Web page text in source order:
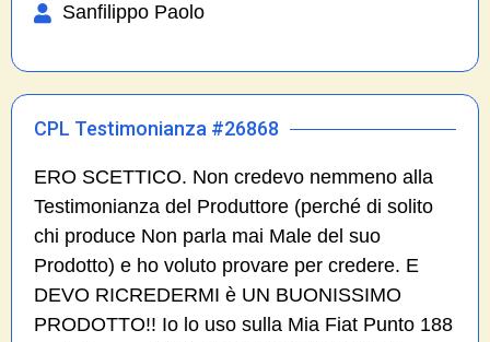
Sanfilippo Paolo
CPL Testimonianza #26868
ERO SCETTICO. Non credevo nemmeno alla
Testimonianza del Produttore (perché di solito
chi produce Non parla mai Male del suo
Prodotto) e ho voluto provare per credere. E
DEVO RICREDERMI è UN BUONISSIMO
PRODOTTO!! Io lo uso sulla Mia Fiat Punto 188